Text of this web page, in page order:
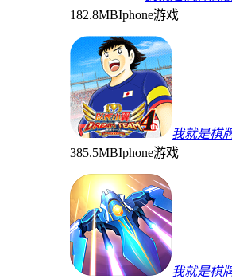
182.8MBIphone游戏
我就是棋
385.5MBIphone游戏
我就是棋